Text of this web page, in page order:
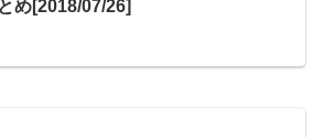
とめ[2018/07/26]